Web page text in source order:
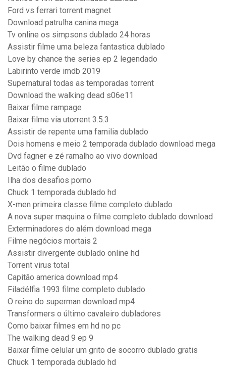
Ford vs ferrari torrent magnet
Download patrulha canina mega
Tv online os simpsons dublado 24 horas
Assistir filme uma beleza fantastica dublado
Love by chance the series ep 2 legendado
Labirinto verde imdb 2019
Supernatural todas as temporadas torrent
Download the walking dead s06e11
Baixar filme rampage
Baixar filme via utorrent 3.5.3
Assistir de repente uma familia dublado
Dois homens e meio 2 temporada dublado download mega
Dvd fagner e zé ramalho ao vivo download
Leitão o filme dublado
Ilha dos desafios porno
Chuck 1 temporada dublado hd
X-men primeira classe filme completo dublado
A nova super maquina o filme completo dublado download
Exterminadores do além download mega
Filme negócios mortais 2
Assistir divergente dublado online hd
Torrent virus total
Capitão america download mp4
Filadélfia 1993 filme completo dublado
O reino do superman download mp4
Transformers o último cavaleiro dubladores
Como baixar filmes em hd no pc
The walking dead 9 ep 9
Baixar filme celular um grito de socorro dublado gratis
Chuck 1 temporada dublado hd